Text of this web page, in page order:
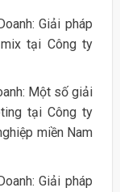
Giải pháp
tại Công ty
Một số giải
tại Công ty
miền Nam
Giải pháp